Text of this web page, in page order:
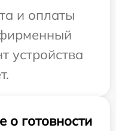
и оплаты
устройства
готовности